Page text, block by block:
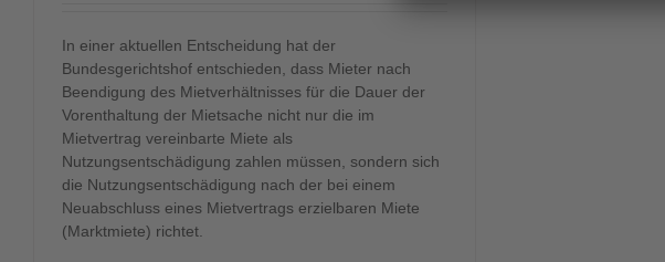
In einer aktuellen Entscheidung hat der
Bundesgerichtshof entschieden, dass Mieter nach
Beendigung des Mietverhältnisses für die Dauer der
Vorenthaltung der Mietsache nicht nur die im
Mietvertrag vereinbarte Miete als
Nutzungsentschädigung zahlen müssen, sondern sich
die Nutzungsentschädigung nach der bei einem
Neuabschluss eines Mietvertrags erzielbaren Miete
(Marktmiete) richtet.